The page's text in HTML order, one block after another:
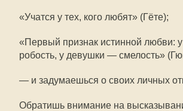
«Учатся у тех, кого любят» (Гёте);
«Первый признак истинной
робость, у девушки — смелость»
— и задумаешься о своих личных
Обратишь внимание на